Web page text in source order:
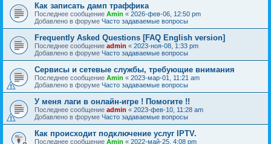
Как записать дамп траффика
Последнее сообщение Amin « 2026-фев-06, 12:50 pm
Добавлено в форуме Часто задаваемые вопросы
Frequently Asked Questions [FAQ English version]
Последнее сообщение admin « 2023-ноя-08, 1:33 pm
Добавлено в форуме Часто задаваемые вопросы
Сервисы и сетевые службы, требующие внимания
Последнее сообщение Amin « 2023-мар-01, 11:21 am
Добавлено в форуме Часто задаваемые вопросы
У меня лаги в онлайн-игре ! Помогите !!
Последнее сообщение admin « 2023-фев-10, 11:28 am
Добавлено в форуме Часто задаваемые вопросы
Как происходит подключение услуг IPTV.
Последнее сообщение Amin « 2022-май-25, 4:08 pm